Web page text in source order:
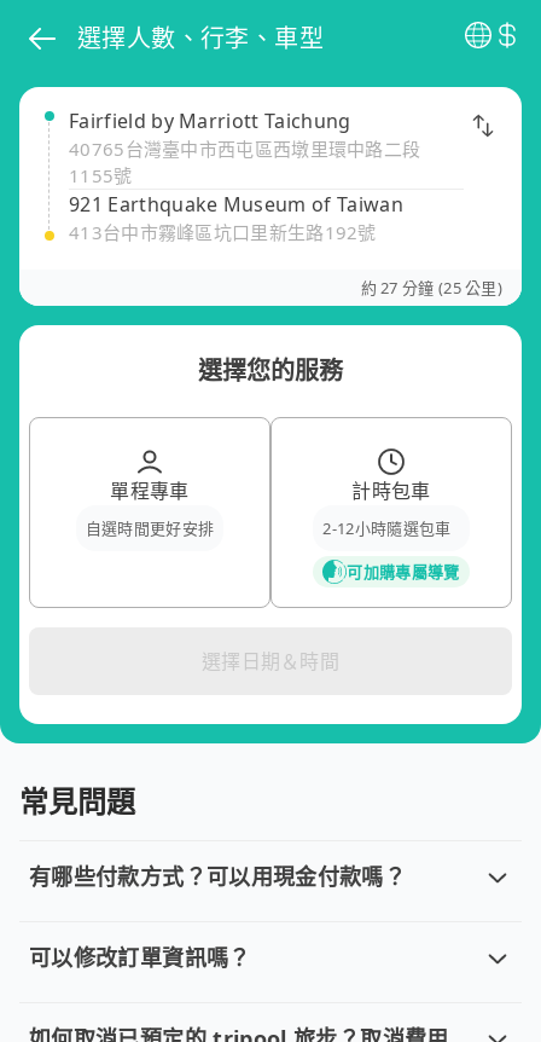
選擇人數、行李、車型
Fairfield by Marriott Taichung
40765台灣臺中市西屯區西墩里環中路二段
1155號
921 Earthquake Museum of Taiwan
413台中市霧峰區坑口里新生路192號
約 27 分鐘 (25 公里)
選擇您的服務
單程專車
自選時間更好安排
計時包車
2-12小時隨選包車
可加購專屬導覽
選擇日期＆時間
常見問題
有哪些付款方式？可以用現金付款嗎？
可以修改訂單資訊嗎？